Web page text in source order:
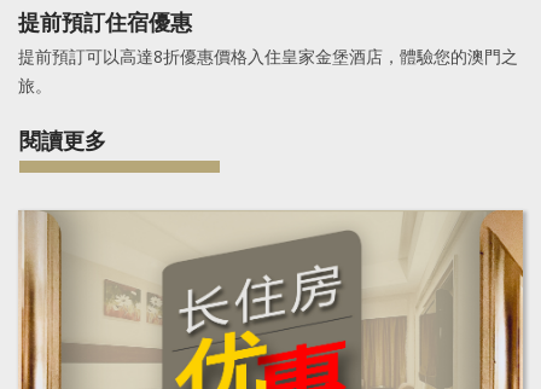
提前預訂住宿優惠
提前預訂可以高達8折優惠價格入住皇家金堡酒店，體驗您的澳門之
旅。
閱讀更多